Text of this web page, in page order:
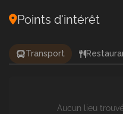
Points d'intérêt
Transport
Aucun lieu